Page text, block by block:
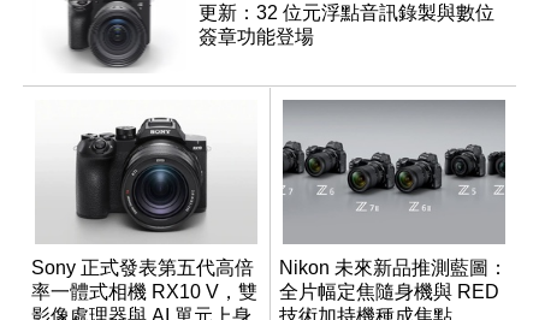
更新：32 位元浮點音訊錄製與數位
簽章功能登場
Sony 正式發表第五代高倍
率一體式相機 RX10 V，雙
影像處理器與 AI 單元上身
Nikon 未來新品推測藍圖：
全片幅定焦隨身機與 RED
技術加持機種成焦點